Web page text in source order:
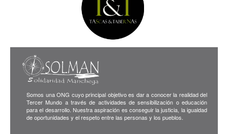
Somos una ONG cuyo principal objetivo es dar a conocer la realidad del
Tercer Mundo a través de actividades de sensibilización o educación
para el desarrollo. Nuestra aspiración es conseguir la justicia, la igualdad
de oportunidades y el respeto entre las personas y los pueblos.